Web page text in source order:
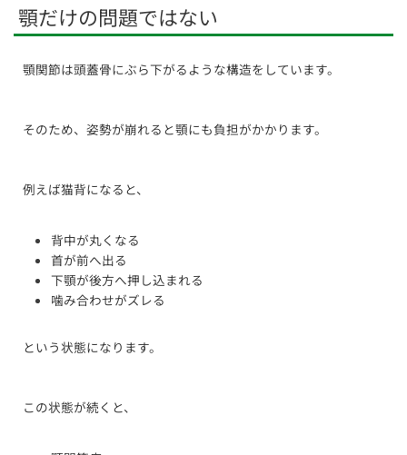
顎だけの問題ではない
顎関節は頭蓋骨にぶら下がるような構造をしています。
そのため、姿勢が崩れると顎にも負担がかかります。
例えば猫背になると、
背中が丸くなる
首が前へ出る
下顎が後方へ押し込まれる
噛み合わせがズレる
という状態になります。
この状態が続くと、